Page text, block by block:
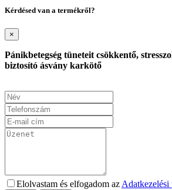
Kérdésed van a termékről?
×
Pánikbetegség tüneteit csökkentő,
biztosító ásvány karkötő
Elolvastam és elfogadom az Adatkezelési